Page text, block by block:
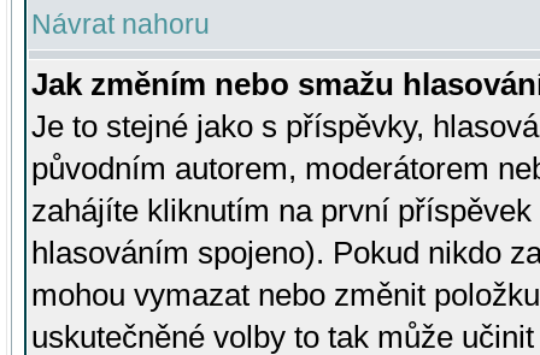
Návrat nahoru
Jak změním nebo smažu
Je to stejné jako s příspěvky,
původním autorem, moderátorem
zahájíte kliknutím na první
hlasováním spojeno). Pokud nikdo
mohou vymazat nebo změnit
uskutečněné volby to tak může